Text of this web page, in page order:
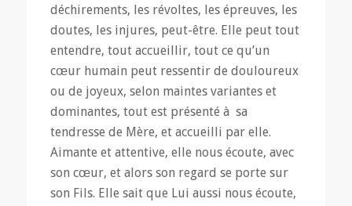
déchirements, les révoltes, les épreuves, les
doutes, les injures, peut-être. Elle peut tout
entendre, tout accueillir, tout ce qu’un
cœur humain peut ressentir de douloureux
ou de joyeux, selon maintes variantes et
dominantes, tout est présenté à sa
tendresse de Mère, et accueilli par elle.
Aimante et attentive, elle nous écoute, avec
son cœur, et alors son regard se porte sur
son Fils. Elle sait que Lui aussi nous écoute,